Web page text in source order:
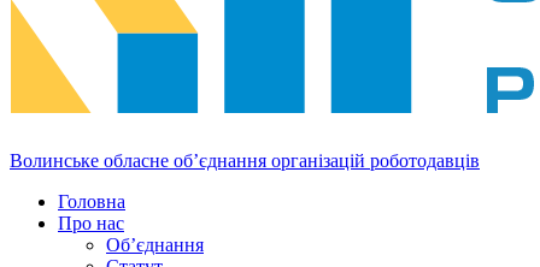
Волинське обласне об’єднання організацій роботодавців
Головна
Про нас
Об’єднання